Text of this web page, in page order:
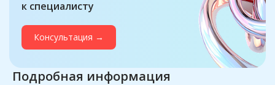
к специалисту
Консультация →
Подробная информация